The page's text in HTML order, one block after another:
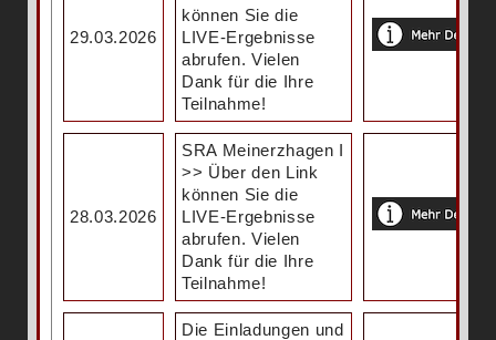
29.03.2026
können Sie die
LIVE-Ergebnisse
abrufen. Vielen
Dank für die Ihre
Teilnahme!
28.03.2026
SRA Meinerzhagen I
>> Über den Link
können Sie die
LIVE-Ergebnisse
abrufen. Vielen
Dank für die Ihre
Teilnahme!
Die Einladungen und